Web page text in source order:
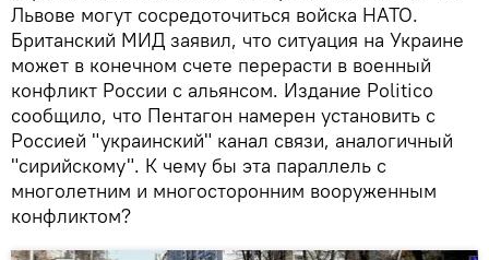
Львове могут сосредоточиться войска НАТО.
Британский МИД заявил, что ситуация на Украине
может в конечном счете перерасти в военный
конфликт России с альянсом. Издание Politico
сообщило, что Пентагон намерен установить с
Россией "украинский" канал связи, аналогичный
"сирийскому". К чему бы эта параллель с
многолетним и многосторонним вооруженным
конфликтом?